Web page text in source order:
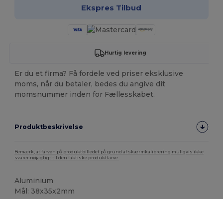
Ekspres Tilbud
Hurtig levering
Er du et firma? Få fordele ved priser eksklusive
moms, når du betaler, bedes du angive dit
momsnummer inden for Fællesskabet.
Produktbeskrivelse
Bemærk, at farven på produktbilledet på grund af skærmkalibrering muligvis ikke
svarer nøjagtigt til den faktiske produktfarve.
Aluminium
Mål: 38x35x2mm